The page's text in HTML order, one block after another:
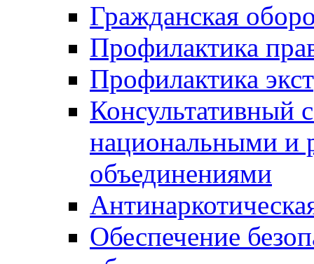
Гражданская
Профилактика
Профилактика
Консультативный
национальными и
объединениями
Обеспечение